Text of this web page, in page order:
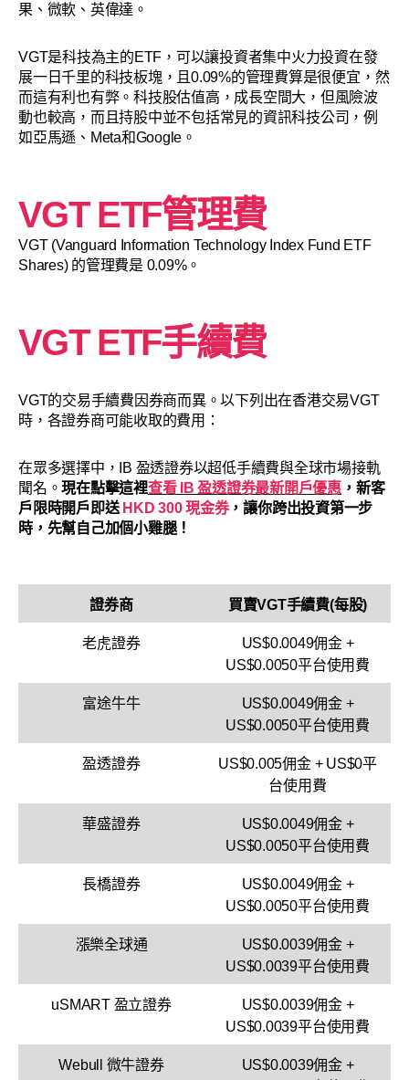
果、微軟、英偉達。
VGT是科技為主的ETF，可以讓投資者集中火力投資在發
展一日千里的科技板塊，且0.09%的管理費算是很便宜，然
而這有利也有弊。科技股估值高，成長空間大，但風險波
動也較高，而且持股中並不包括常見的資訊科技公司，例
如亞馬遜、Meta和Google。
VGT ETF管理費
VGT (Vanguard Information Technology Index Fund ETF
Shares) 的管理費是 0.09%。
VGT ETF手續費
VGT的交易手續費因券商而異。以下列出在香港交易VGT
時，各證券商可能收取的費用：
在眾多選擇中，IB 盈透證券以超低手續費與全球市場接軌
聞名。現在點擊這裡查看 IB 盈透證券最新開戶優惠 ，新客
戶限時開戶即送 HKD 300 現金券，讓你跨出投資第一步
時，先幫自己加個小雞腿！
證券商 買賣VGT手續費(每股)
老虎證券
US$0.0049佣金 +
US$0.0050平台使用費
富途牛牛
US$0.0049佣金 +
US$0.0050平台使用費
盈透證券
US$0.005佣金 + US$0平
台使用費
華盛證券
US$0.0049佣金 +
US$0.0050平台使用費
長橋證券
US$0.0049佣金 +
US$0.0050平台使用費
漲樂全球通
US$0.0039佣金 +
US$0.0039平台使用費
uSMART 盈立證券
US$0.0039佣金 +
US$0.0039平台使用費
Webull 微牛證券
US$0.0039佣金 +